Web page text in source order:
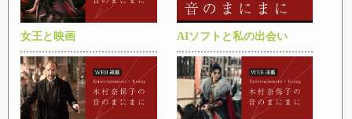
女王と映画 AIソフトと私の出会い